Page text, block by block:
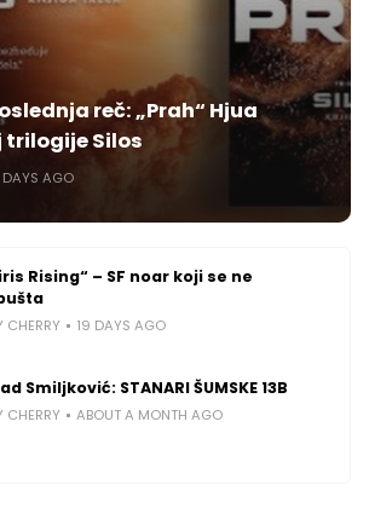
reč: „Prah“ Hjua
trilogije Silos
AGO
Rising“ – SF noar koji se ne
CHERRY 19 DAYS AGO
Smiljković: STANARI ŠUMSKE 13B
CHERRY ABOUT A MONTH AGO